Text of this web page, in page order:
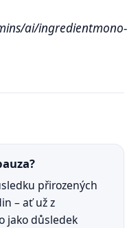
ai/ingredientmono-
přirozených
– ať už z
jako důsledek